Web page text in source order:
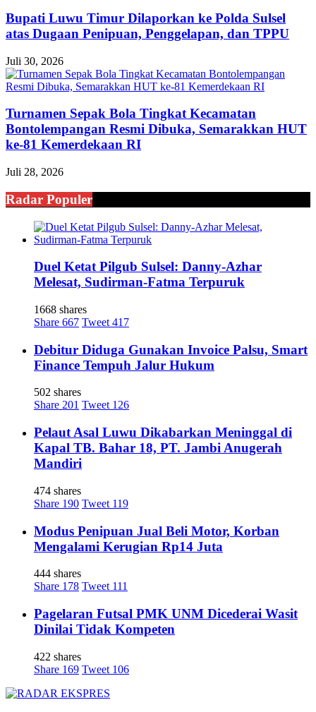
Bupati Luwu Timur Dilaporkan ke Polda Sulsel
atas Dugaan Penipuan, Penggelapan, dan TPPU
Juli 30, 2026
Turnamen Sepak Bola Tingkat Kecamatan
Bontolempangan Resmi Dibuka, Semarakkan HUT
ke-81 Kemerdekaan RI
Juli 28, 2026
Radar Populer
Duel Ketat Pilgub Sulsel: Danny-Azhar
Melesat, Sudirman-Fatma Terpuruk
1668 shares
Share 667 Tweet 417
Debitur Diduga Gunakan Invoice Palsu, Smart
Finance Tempuh Jalur Hukum
502 shares
Share 201 Tweet 126
Pelaut Asal Luwu Dikabarkan Meninggal di
Kapal TB. Bahar 18, PT. Jambi Anugerah
Mandiri
474 shares
Share 190 Tweet 119
Modus Penipuan Jual Beli Motor, Korban
Mengalami Kerugian Rp14 Juta
444 shares
Share 178 Tweet 111
Pagelaran Futsal PMK UNM Dicederai Wasit
Dinilai Tidak Kompeten
422 shares
Share 169 Tweet 106